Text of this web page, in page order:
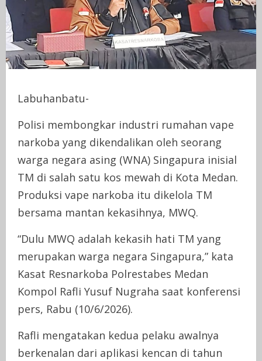
Labuhanbatu-
Polisi membongkar industri rumahan vape
narkoba yang dikendalikan oleh seorang
warga negara asing (WNA) Singapura inisial
TM di salah satu kos mewah di Kota Medan.
Produksi vape narkoba itu dikelola TM
bersama mantan kekasihnya, MWQ.
“Dulu MWQ adalah kekasih hati TM yang
merupakan warga negara Singapura,” kata
Kasat Resnarkoba Polrestabes Medan
Kompol Rafli Yusuf Nugraha saat konferensi
pers, Rabu (10/6/2026).
Rafli mengatakan kedua pelaku awalnya
berkenalan dari aplikasi kencan di tahun